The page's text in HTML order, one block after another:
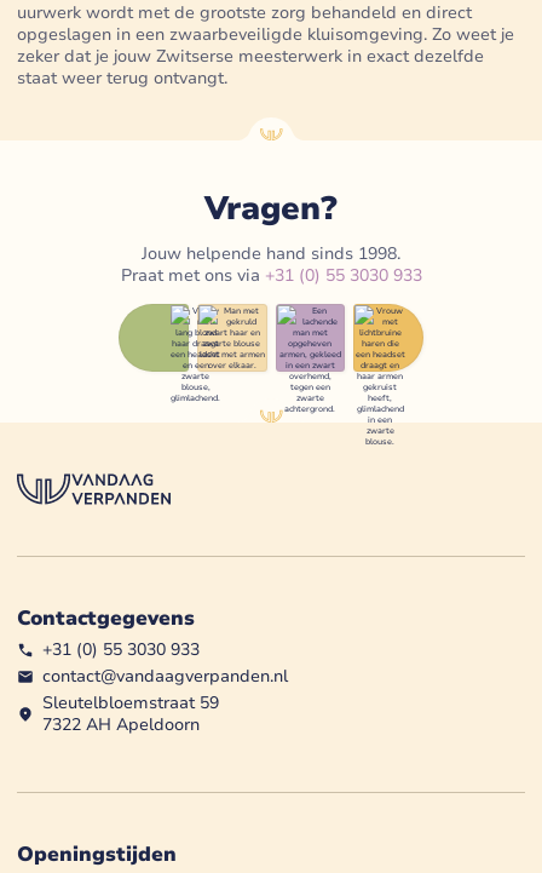
uurwerk wordt met de grootste zorg behandeld en direct
opgeslagen in een zwaarbeveiligde kluisomgeving. Zo weet je
zeker dat je jouw Zwitserse meesterwerk in exact dezelfde
staat weer terug ontvangt.
Vragen?
Jouw helpende hand sinds 1998.
Praat met ons via +31 (0) 55 3030 933
Contactgegevens
+31 (0) 55 3030 933
contact@vandaagverpanden.nl
Sleutelbloemstraat 59
7322 AH Apeldoorn
Openingstijden